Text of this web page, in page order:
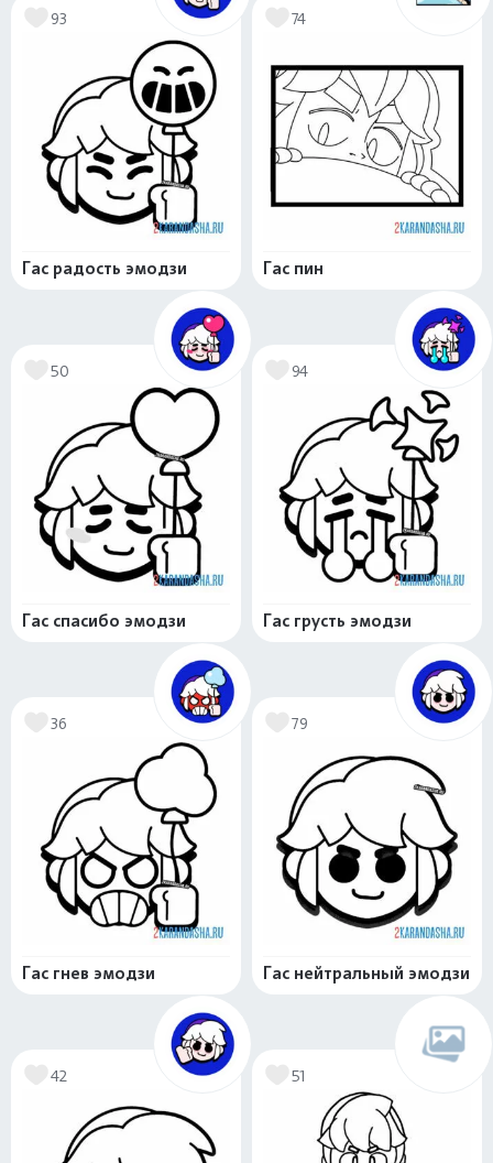
93
Гас радость эмодзи
74
Гас пин
50
Гас спасибо эмодзи
94
Гас грусть эмодзи
36
Гас гнев эмодзи
79
Гас нейтральный эмодзи
42 51